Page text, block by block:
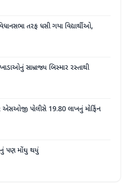
તરફ ધસી ગયા વિદ્યાર્થીઓ,
સામ્રાજ્ય બિસ્માર રસ્તાથી
એસઓજી પોલીસે 19.80 લાખનું મોર્ફિન
પણ મોંઘુ થયું